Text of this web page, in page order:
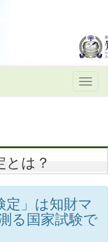
Toggle
とは？
定」は知財マ
る国家試験で